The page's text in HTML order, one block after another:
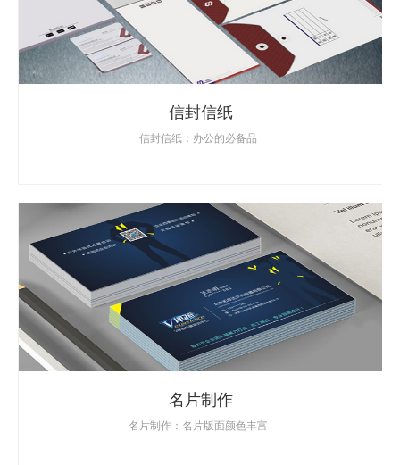
信封信纸
信封信纸：办公的必备品
名片制作
名片制作：名片版面颜色丰富